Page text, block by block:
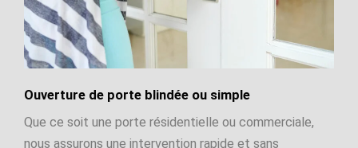
Ouverture de porte blindée ou simple
Que ce soit une porte résidentielle ou commerciale,
nous assurons une intervention rapide et sans